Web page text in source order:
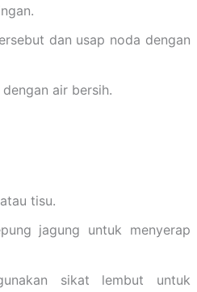
dan usap noda dengan
air bersih.
tisu.
jagung untuk menyerap
sikat lembut untuk